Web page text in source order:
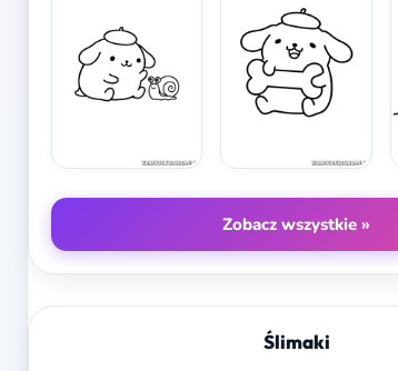
Zobacz wszystkie »
Ślimaki